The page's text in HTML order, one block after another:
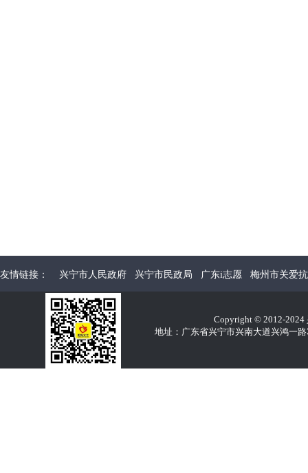
友情链接： 兴宁市人民政府 兴宁市民政局 广东i志愿 梅州市关爱
Copyright © 2012-
地址：广东省兴宁市兴南大道兴鸿一